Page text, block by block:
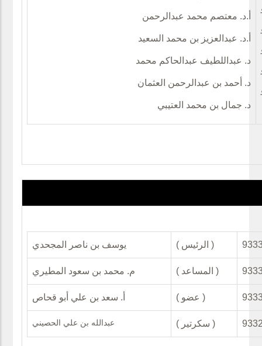
أ.د. معتصم محمد عبدالرحمن
أ.د. عبدالعزيز بن محمد السعيد
د. عبداللطيف عبدالحاكم محمد
د. أحمد بن عبدالرحمن العثمان
د. جمال بن محمد العتيبي
يوسف بن ناصر المجحدي ( الرئيس )
( المساعد )
أ. سعد بن علي أبو قحاص ( عضو )
عبدالله بن علي الحصيني ( سكرتير )